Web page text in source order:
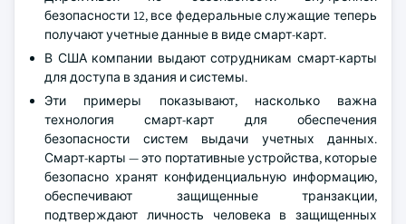
безопасности 12, все федеральные служащие теперь
получают учетные данные в виде смарт-карт.
В США компании выдают сотрудникам смарт-карты
для доступа в здания и системы.
Эти примеры показывают, насколько важна
технология смарт-карт для обеспечения
безопасности систем выдачи учетных данных.
Смарт-карты — это портативные устройства, которые
безопасно хранят конфиденциальную информацию,
обеспечивают защищенные транзакции,
подтверждают личность человека в защищенных